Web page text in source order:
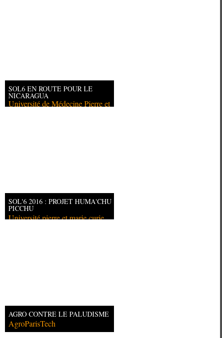
SOL6 EN ROUTE POUR LE
NICARAGUA
Université de Médecine Pierre et
SOL'6 2016 : PROJET HUMA'CHU
PICCHU
Université pierre et marie curie
AGRO CONTRE LE PALUDISME
AgroParisTech